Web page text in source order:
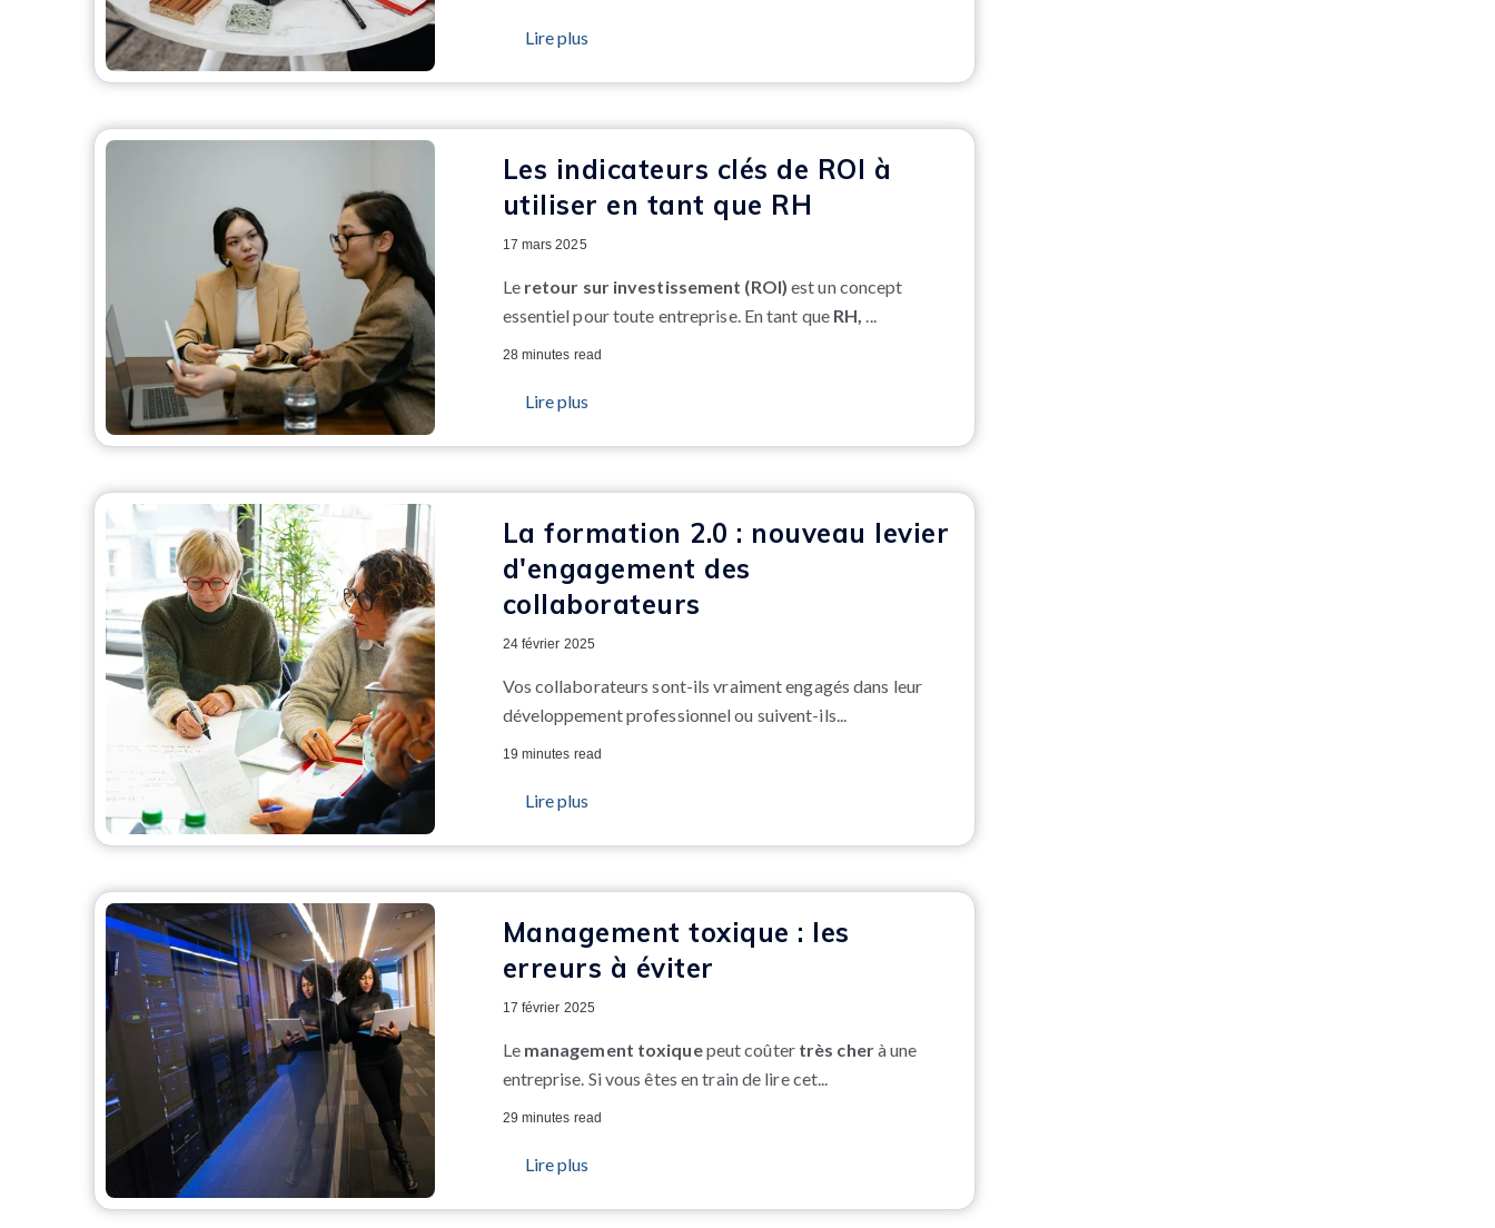
Lire plus
Les indicateurs clés de ROI à
utiliser en tant que RH
17 mars 2025
Le retour sur investissement (ROI) est un concept
essentiel pour toute entreprise. En tant que RH, ...
28 minutes read
Lire plus
La formation 2.0 : nouveau levier
d'engagement des
collaborateurs
24 février 2025
Vos collaborateurs sont-ils vraiment engagés dans leur
développement professionnel ou suivent-ils...
19 minutes read
Lire plus
Management toxique : les
erreurs à éviter
17 février 2025
Le management toxiquepeut coûter très cherà une
entreprise. Si vous êtes en train de lire cet...
29 minutes read
Lire plus